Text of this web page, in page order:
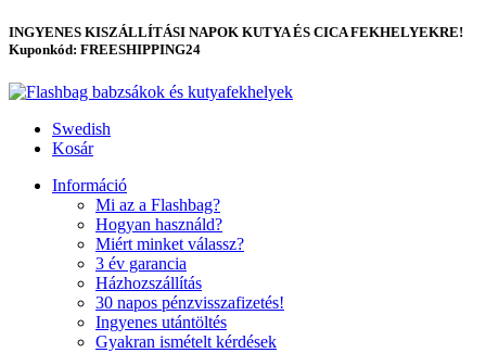
INGYENES KISZÁLLÍTÁSI NAPOK KUTYA ÉS CICA FEKHELYEKRE!
Kuponkód: FREESHIPPING24
Swedish
Kosár
Információ
Mi az a Flashbag?
Hogyan használd?
Miért minket válassz?
3 év garancia
Házhozszállítás
30 napos pénzvisszafizetés!
Ingyenes utántöltés
Gyakran ismételt kérdések